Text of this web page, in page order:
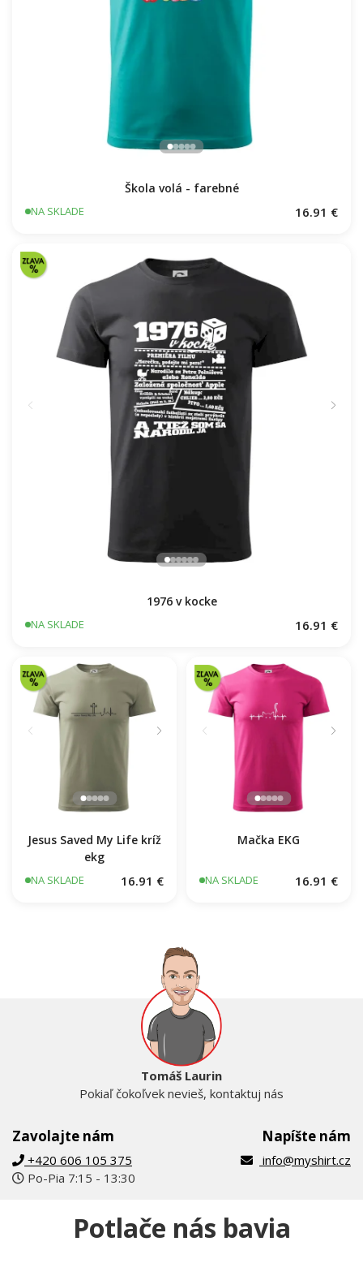
Škola volá - farebné
NA SKLADE 16.91 €
1976 v kocke
NA SKLADE 16.91 €
Jesus Saved My Life kríž
ekg
NA SKLADE 16.91 €
Mačka EKG
NA SKLADE 16.91 €
Zavolajte nám
+420 606 105 375
Po-Pia 7:15 - 13:30
Tomáš Laurin
Pokiaľ čokoľvek nevieš, kontaktuj nás
Napíšte nám
info@myshirt.cz
Potlače nás bavia